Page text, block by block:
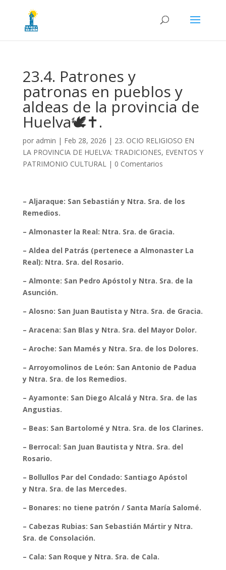
23.4. Patrones y
patronas en pueblos y
aldeas de la provincia de
Huelva🕊️✝️.
por admin | Feb 28, 2026 | 23. OCIO RELIGIOSO EN
LA PROVINCIA DE HUELVA: TRADICIONES, EVENTOS Y
PATRIMONIO CULTURAL| 0 Comentarios
– Aljaraque: San Sebastián y Ntra. Sra. de los
Remedios.
– Almonaster la Real: Ntra. Sra. de Gracia.
– Aldea del Patrás (pertenece a Almonaster La
Real): Ntra. Sra. del Rosario.
– Almonte: San Pedro Apóstol y Ntra. Sra. de la
Asunción.
– Alosno: San Juan Bautista y Ntra. Sra. de Gracia.
– Aracena: San Blas y Ntra. Sra. del Mayor Dolor.
– Aroche: San Mamés y Ntra. Sra. de los Dolores.
– Arroyomolinos de León: San Antonio de Padua
y Ntra. Sra. de los Remedios.
– Ayamonte: San Diego Alcalá y Ntra. Sra. de las
Angustias.
– Beas: San Bartolomé y Ntra. Sra. de los Clarines.
– Berrocal: San Juan Bautista y Ntra. Sra. del
Rosario.
– Bollullos Par del Condado: Santiago Apóstol
y Ntra. Sra. de las Mercedes.
– Bonares: no tiene patrón / Santa María Salomé.
– Cabezas Rubias: San Sebastián Mártir y Ntra.
Sra. de Consolación.
– Cala: San Roque y Ntra. Sra. de Cala.